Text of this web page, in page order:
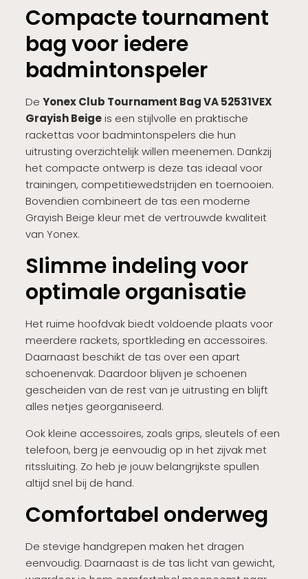
Compacte tournament
bag voor iedere
badmintonspeler
De Yonex Club Tournament Bag VA 52531VEX
Grayish Beigeis een stijlvolle en praktische
rackettas voor badmintonspelers die hun
uitrusting overzichtelijk willen meenemen. Dankzij
het compacte ontwerp is deze tas ideaal voor
trainingen, competitiewedstrijden en toernooien.
Bovendien combineert de tas een moderne
Grayish Beige kleur met de vertrouwde kwaliteit
van Yonex.
Slimme indeling voor
optimale organisatie
Het ruime hoofdvak biedt voldoende plaats voor
meerdere rackets, sportkleding en accessoires.
Daarnaast beschikt de tas over een apart
schoenenvak. Daardoor blijven je schoenen
gescheiden van de rest van je uitrusting en blijft
alles netjes georganiseerd.
Ook kleine accessoires, zoals grips, sleutels of een
telefoon, berg je eenvoudig op in het zijvak met
ritssluiting. Zo heb je jouw belangrijkste spullen
altijd snel bij de hand.
Comfortabel onderweg
De stevige handgrepen maken het dragen
eenvoudig. Daarnaast is de tas licht van gewicht,